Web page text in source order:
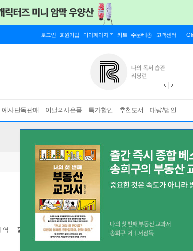
로그인 회원가입 마이페이지 카트 주문/배송 고객센터
예사단독판매 이달의사은품 특가할인 추천도서 대량/법인
역 풀과바람 2022년 04월 20일